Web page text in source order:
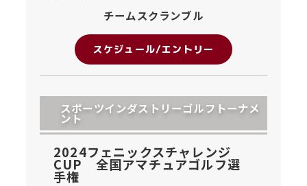
チームスクランブル
スケジュール/エントリー
スポーツインダストリーゴルフトーナメ
ント
2024フェニックスチャレンジ
CUP 全国アマチュアゴルフ選
手権